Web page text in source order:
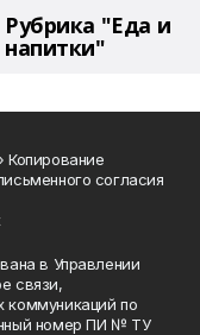
Рубрика "Еда и
напитки"
Копирование
согласия
в Управлении
связи,
коммуникаций по
номер ПИ № ТУ